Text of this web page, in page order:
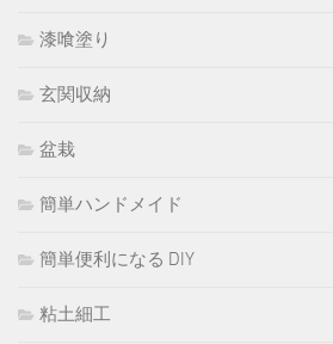
漆喰塗り
玄関収納
盆栽
簡単ハンドメイド
簡単便利になる DIY
粘土細工